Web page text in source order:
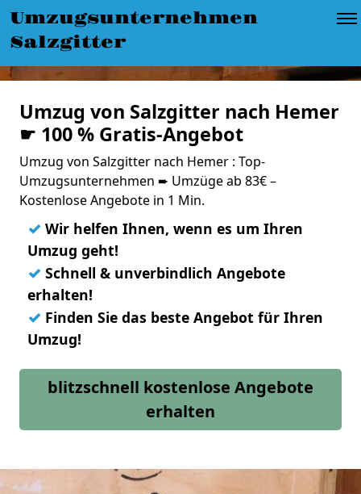
Umzugsunternehmen
Salzgitter
Umzug von Salzgitter nach Hemer
☛ 100 % Gratis-Angebot
Umzug von Salzgitter nach Hemer : Top-
Umzugsunternehmen ➨ Umzüge ab 83€ –
Kostenlose Angebote in 1 Min.
✓ Wir helfen Ihnen, wenn es um Ihren
Umzug geht!
✓ Schnell & unverbindlich Angebote
erhalten!
✓ Finden Sie das beste Angebot für Ihren
Umzug!
blitzschnell kostenlose Angebote
erhalten